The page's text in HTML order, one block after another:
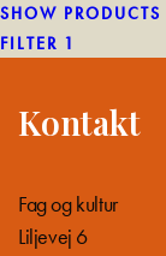
SHOW PRODUCTS
FILTER 1
Kontakt
Fag og kultur
Liljevej 6